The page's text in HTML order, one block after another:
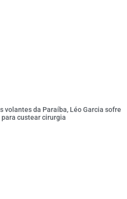
volantes da Paraíba, Léo Garcia sofre
custear cirurgia